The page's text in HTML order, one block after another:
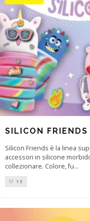
SILICON FRIENDS
Silicon Friends è la linea
accessori in silicone
collezionare. Colore, fu...
13